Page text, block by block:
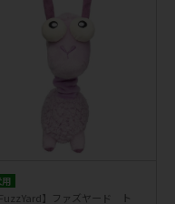
FuzzYard】ファズヤード ト